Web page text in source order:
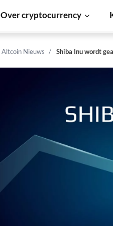
Over cryptocurrency
Altcoin Nieuws Shiba Inu wordt